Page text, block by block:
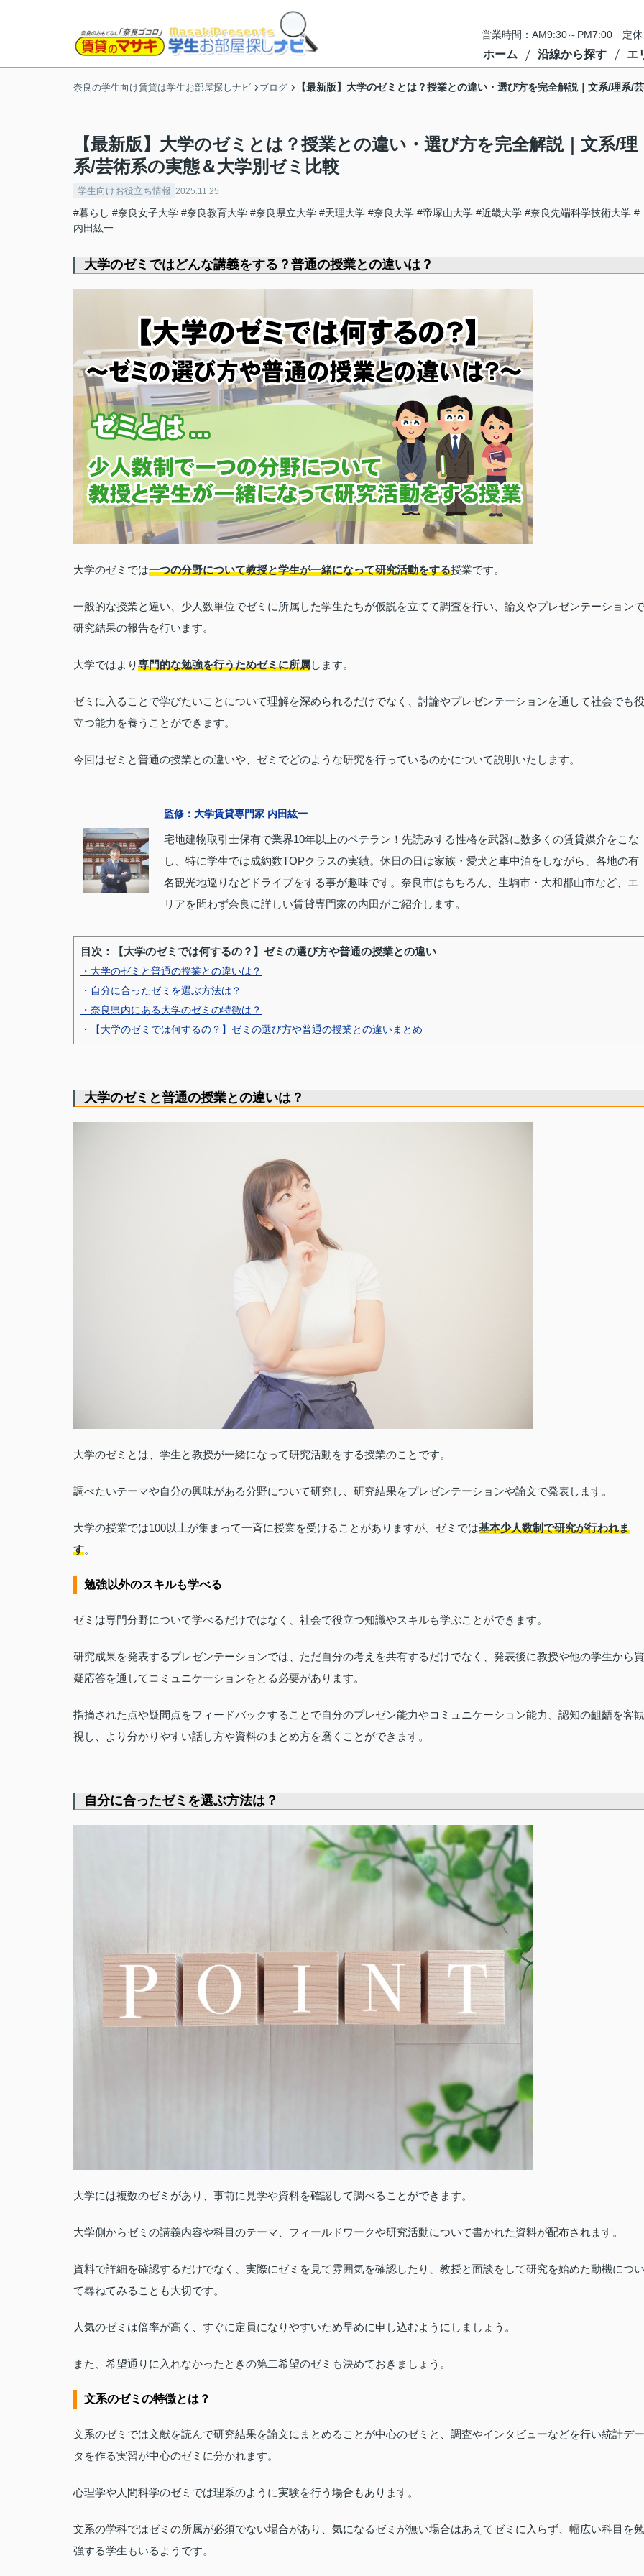
営業時間：AM9:30～PM7:00 定休
ホーム 沿線から探す エ
奈良の学生向け賃貸は学生お部屋探しナビ ブログ 【最新版】大学のゼミとは？授業との違い・選び方を完全解説｜文系/理系/
【最新版】大学のゼミとは？授業との違い・選び方を完全解説｜文系/理
系/芸術系の実態＆大学別ゼミ比較
学生向けお役立ち情報 2025.11.25
#暮らし #奈良女子大学 #奈良教育大学 #奈良県立大学 #天理大学 #奈良大学 #帝塚山大学 #近畿大学 #奈良先端科学技術大学 #
内田紘一
大学のゼミではどんな講義をする？普通の授業との違いは？
大学のゼミでは一つの分野について教授と学生が一緒になって研究活動をする授業です。
一般的な授業と違い、少人数単位でゼミに所属した学生たちが仮説を立てて調査を行い、論文やプレゼンテーションで
研究結果の報告を行います。
大学ではより専門的な勉強を行うためゼミに所属します。
ゼミに入ることで学びたいことについて理解を深められるだけでなく、討論やプレゼンテーションを通して社会でも役
立つ能力を養うことができます。
今回はゼミと普通の授業との違いや、ゼミでどのような研究を行っているのかについて説明いたします。
監修：大学賃貸専門家 内田紘一
宅地建物取引士保有で業界10年以上のベテラン！先読みする性格を武器に数多くの賃貸媒介をこな
し、特に学生では成約数TOPクラスの実績。休日の日は家族・愛犬と車中泊をしながら、各地の有
名観光地巡りなどドライブをする事が趣味です。奈良市はもちろん、生駒市・大和郡山市など、エ
リアを問わず奈良に詳しい賃貸専門家の内田がご紹介します。
目次：【大学のゼミでは何するの？】ゼミの選び方や普通の授業との違い
・大学のゼミと普通の授業との違いは？
・自分に合ったゼミを選ぶ方法は？
・奈良県内にある大学のゼミの特徴は？
・【大学のゼミでは何するの？】ゼミの選び方や普通の授業との違いまとめ
大学のゼミと普通の授業との違いは？
大学のゼミとは、学生と教授が一緒になって研究活動をする授業のことです。
調べたいテーマや自分の興味がある分野について研究し、研究結果をプレゼンテーションや論文で発表します。
大学の授業では100以上が集まって一斉に授業を受けることがありますが、ゼミでは基本少人数制で研究が行われま
す。
勉強以外のスキルも学べる
ゼミは専門分野について学べるだけではなく、社会で役立つ知識やスキルも学ぶことができます。
研究成果を発表するプレゼンテーションでは、ただ自分の考えを共有するだけでなく、発表後に教授や他の学生から質
疑応答を通してコミュニケーションをとる必要があります。
指摘された点や疑問点をフィードバックすることで自分のプレゼン能力やコミュニケーション能力、認知の齟齬を客観
視し、より分かりやすい話し方や資料のまとめ方を磨くことができます。
自分に合ったゼミを選ぶ方法は？
大学には複数のゼミがあり、事前に見学や資料を確認して調べることができます。
大学側からゼミの講義内容や科目のテーマ、フィールドワークや研究活動について書かれた資料が配布されます。
資料で詳細を確認するだけでなく、実際にゼミを見て雰囲気を確認したり、教授と面談をして研究を始めた動機につい
て尋ねてみることも大切です。
人気のゼミは倍率が高く、すぐに定員になりやすいため早めに申し込むようにしましょう。
また、希望通りに入れなかったときの第二希望のゼミも決めておきましょう。
文系のゼミの特徴とは？
文系のゼミでは文献を読んで研究結果を論文にまとめることが中心のゼミと、調査やインタビューなどを行い統計デー
タを作る実習が中心のゼミに分かれます。
心理学や人間科学のゼミでは理系のように実験を行う場合もあります。
文系の学科ではゼミの所属が必須でない場合があり、気になるゼミが無い場合はあえてゼミに入らず、幅広い科目を勉
強する学生もいるようです。